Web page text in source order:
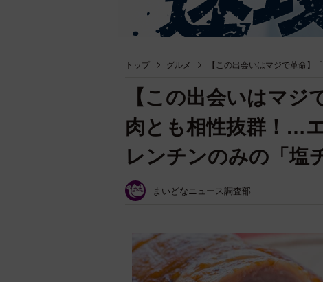
トップ グルメ 【この出会いはマジで革命】
【この出会いはマジ
肉とも相性抜群！…
レンチンのみの「塩
まいどなニュース調査部